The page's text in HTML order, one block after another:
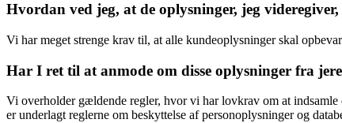
Hvordan ved jeg, at de oplysninger, jeg
Vi har meget strenge krav til, at alle kundeoplysninger skal
Har I ret til at anmode om disse oplysninger fra
Vi overholder gældende regler, hvor vi har lovkrav om at
er underlagt reglerne om beskyttelse af personoplysninger og